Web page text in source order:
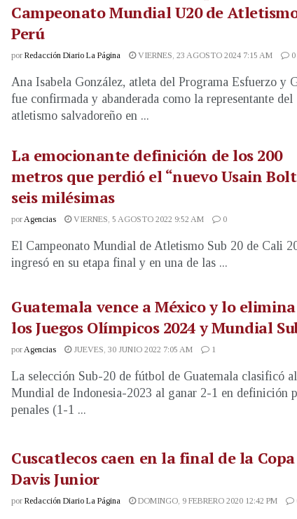
Campeonato Mundial U20 de
Perú
por Redacción Diario La Página VIERNES, 23 AGOSTO 2024 7:15 AM 0
Ana Isabela González, atleta del Programa Esfuerzo y
fue confirmada y abanderada como la representante del
atletismo salvadoreño en ...
La emocionante definición de los 200
metros que perdió el “nuevo Usain
seis milésimas
porAgencias VIERNES, 5 AGOSTO 2022 9:52 AM 0
El Campeonato Mundial de Atletismo Sub 20 de Cali
ingresó en su etapa final y en una de las ...
Guatemala vence a México y lo
los Juegos Olímpicos 2024 y Mundial
porAgencias JUEVES, 30 JUNIO 2022 7:05 AM 1
La selección Sub-20 de fútbol de Guatemala clasificó al
Mundial de Indonesia-2023 al ganar 2-1 en definición
penales (1-1 ...
Cuscatlecos caen en la final de la Copa
Davis Junior
por Redacción Diario La Página DOMINGO, 9 FEBRERO 2020 12:42 PM